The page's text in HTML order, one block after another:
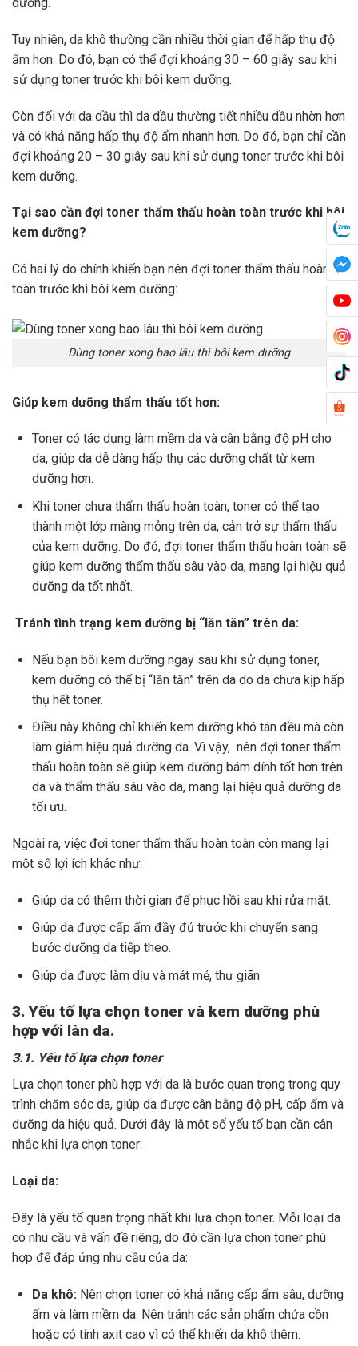
Tuy nhiên, da khô thường cần nhiều thời gian để hấp thụ độ
ẩm hơn. Do đó, bạn có thể đợi khoảng 30 – 60 giây sau khi
sử dụng toner trước khi bôi kem dưỡng.
Còn đối với da dầu thì da dầu thường tiết nhiều dầu nhờn hơn
và có khả năng hấp thụ độ ẩm nhanh hơn. Do đó, bạn chỉ cần
đợi khoảng 20 – 30 giây sau khi sử dụng toner trước khi bôi
kem dưỡng.
Tại sao cần đợi toner thẩm thấu hoàn toàn trước khi bôi
kem dưỡng?
Có hai lý do chính khiến bạn nên đợi toner thẩm thấu hoàn
toàn trước khi bôi kem dưỡng:
Dùng toner xong bao lâu thì bôi kem dưỡng
Giúp kem dưỡng thẩm thấu tốt hơn:
Toner có tác dụng làm mềm da và cân bằng độ pH cho
da, giúp da dễ dàng hấp thụ các dưỡng chất từ kem
dưỡng hơn.
Khi toner chưa thẩm thấu hoàn toàn, toner có thể tạo
thành một lớp màng mỏng trên da, cản trở sự thẩm thấu
của kem dưỡng. Do đó, đợi toner thẩm thấu hoàn toàn sẽ
giúp kem dưỡng thẩm thấu sâu vào da, mang lại hiệu quả
dưỡng da tốt nhất.
Tránh tình trạng kem dưỡng bị “lăn tăn” trên da:
Nếu bạn bôi kem dưỡng ngay sau khi sử dụng toner,
kem dưỡng có thể bị “lăn tăn” trên da do da chưa kịp hấp
thụ hết toner.
Điều này không chỉ khiến kem dưỡng khó tán đều mà còn
làm giảm hiệu quả dưỡng da. Vì vậy, nên đợi toner thẩm
thấu hoàn toàn sẽ giúp kem dưỡng bám dính tốt hơn trên
da và thẩm thấu sâu vào da, mang lại hiệu quả dưỡng da
tối ưu.
Ngoài ra, việc đợi toner thẩm thấu hoàn toàn còn mang lại
một số lợi ích khác như:
Giúp da có thêm thời gian để phục hồi sau khi rửa mặt.
Giúp da được cấp ẩm đầy đủ trước khi chuyển sang
bước dưỡng da tiếp theo.
Giúp da được làm dịu và mát mẻ, thư giãn
3. Yếu tố lựa chọn toner và kem dưỡng phù
hợp với làn da.
3.1. Yếu tố lựa chọn toner
Lựa chọn toner phù hợp với da là bước quan trọng trong quy
trình chăm sóc da, giúp da được cân bằng độ pH, cấp ẩm và
dưỡng da hiệu quả. Dưới đây là một số yếu tố bạn cần cân
nhắc khi lựa chọn toner:
Loại da:
Đây là yếu tố quan trọng nhất khi lựa chọn toner. Mỗi loại da
có nhu cầu và vấn đề riêng, do đó cần lựa chọn toner phù
hợp để đáp ứng nhu cầu của da:
Da khô: Nên chọn toner có khả năng cấp ẩm sâu, dưỡng
ẩm và làm mềm da. Nên tránh các sản phẩm chứa cồn
hoặc có tính axit cao vì có thể khiến da khô thêm.